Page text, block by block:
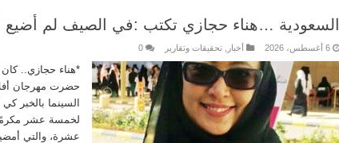
السعودية …هناء حجازي تكتب :في الصيف لم أضيع
6 أغسطس، 2026 أخبار تحقيقات وتقارير 0
حضرت مهرجان
السينما بالخبر
لخمسة عشر
عشرة، والتي